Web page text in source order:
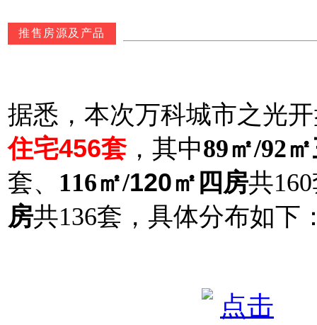
推售房源及产品
据悉，本次万科城市之光
住宅456套，其中89㎡/92
套、 116㎡/120㎡四房共
房共136套，具体分布如下